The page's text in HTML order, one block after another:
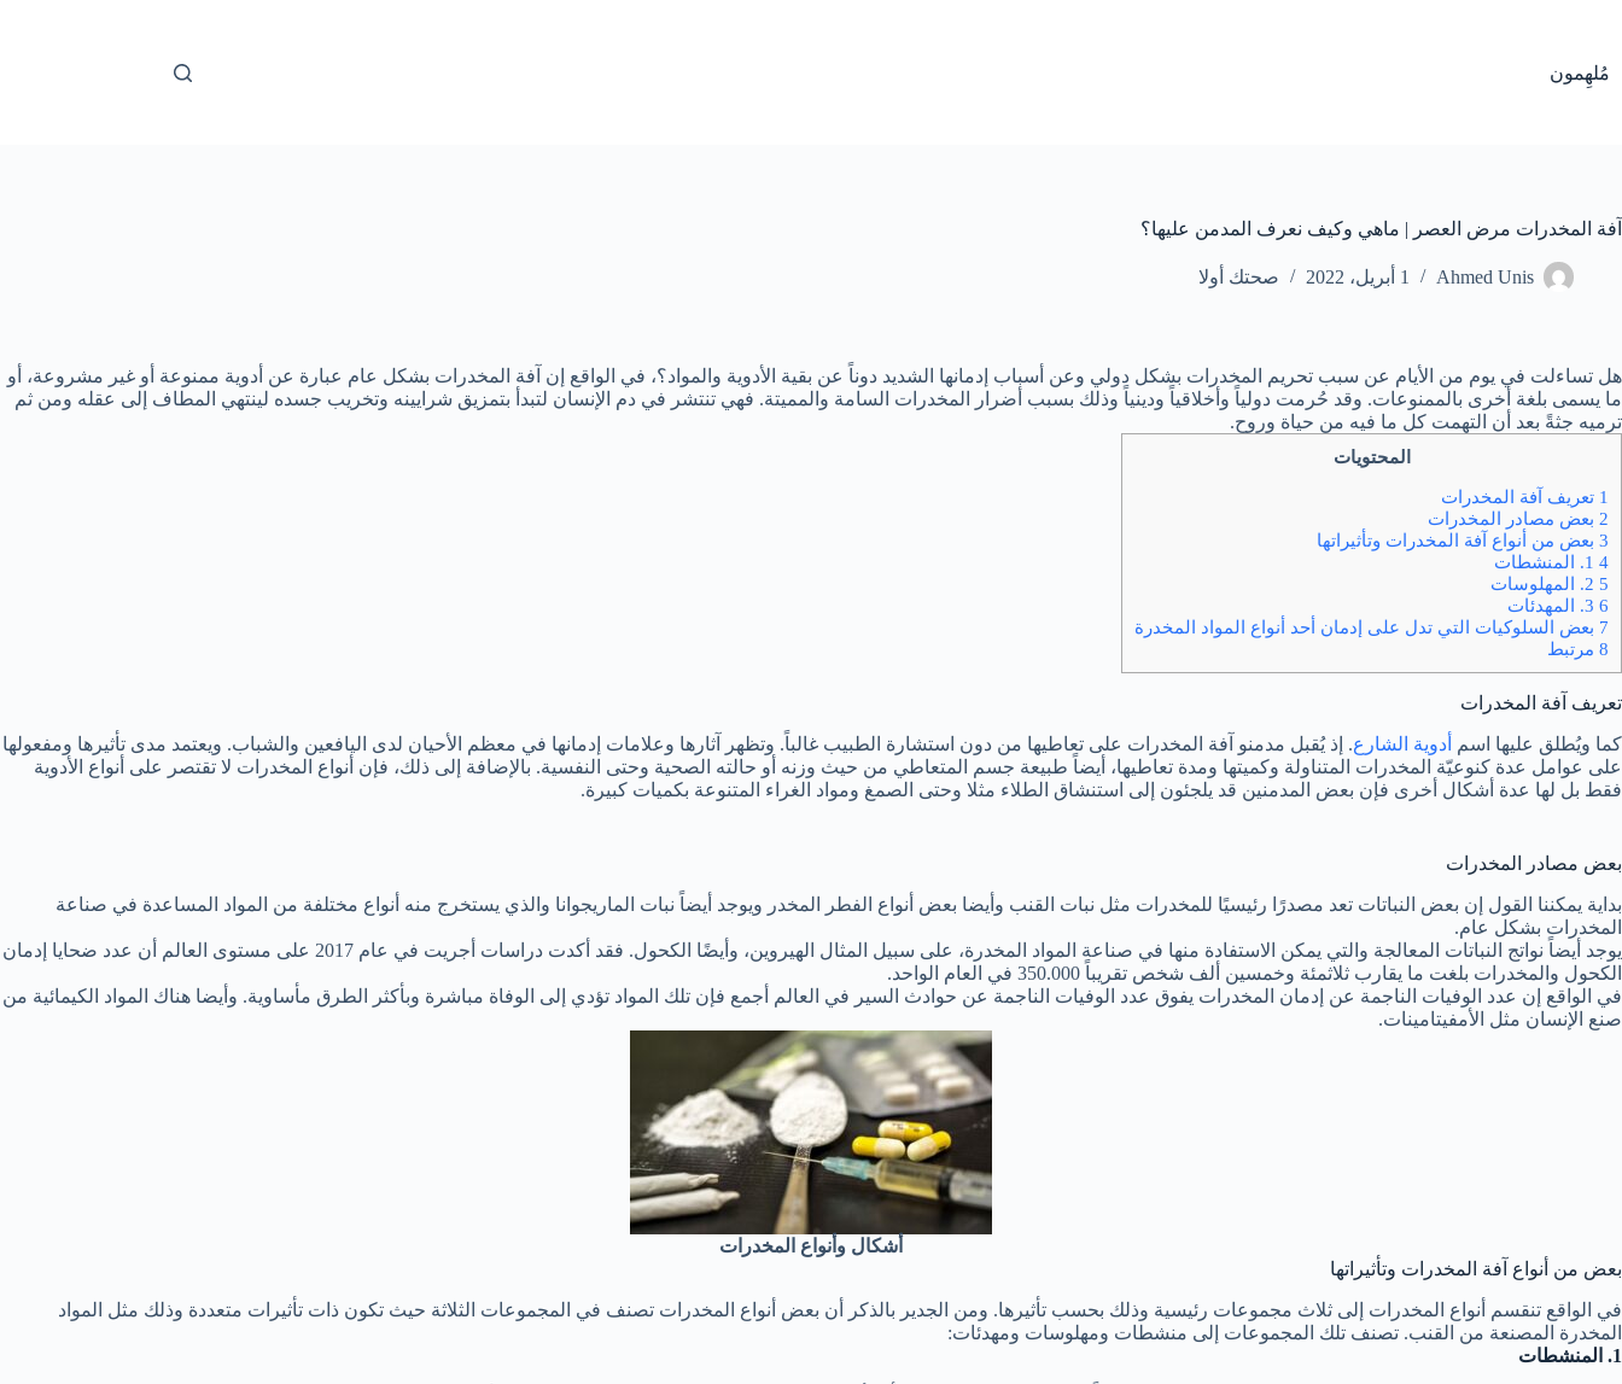
مُلهِمون
آفة المخدرات مرض العصر | ماهي وكيف نعرف المدمن عليها؟
Ahmed Unis 1 أبريل، 2022 صحتك أولا
هل تساءلت في يوم من الأيام عن سبب تحريم المخدرات بشكل دولي وعن أسباب إدمانها الشديد دوناً عن بقية الأدوية والمواد؟، في الواقع إن آفة المخدرات بشكل عام عبارة عن أدوية ممنوعة أو غير مشروعة، أو
ما يسمى بلغة أخرى بالممنوعات. وقد حُرمت دولياً وأخلاقياً ودينياً وذلك بسبب أضرار المخدرات السامة والمميتة. فهي تنتشر في دم الإنسان لتبدأ بتمزيق شرايينه وتخريب جسده لينتهي المطاف إلى عقله ومن ثم
ترميه جثةً بعد أن التهمت كل ما فيه من حياة وروح.
المحتويات
1 تعريف آفة المخدرات
2 بعض مصادر المخدرات
3 بعض من أنواع آفة المخدرات وتأثيراتها
4 1. المنشطات
5 2. المهلوسات
6 3. المهدئات
7 بعض السلوكيات التي تدل على إدمان أحد أنواع المواد المخدرة
8 مرتبط
تعريف آفة المخدرات
كما ويُطلق عليها اسم أدوية الشارع. إذ يُقبل مدمنو آفة المخدرات على تعاطيها من دون استشارة الطبيب غالباً. وتظهر آثارها وعلامات إدمانها في معظم الأحيان لدى اليافعين والشباب. ويعتمد مدى تأثيرها ومفعولها
على عوامل عدة كنوعيّة المخدرات المتناولة وكميتها ومدة تعاطيها، أيضاً طبيعة جسم المتعاطي من حيث وزنه أو حالته الصحية وحتى النفسية. بالإضافة إلى ذلك، فإن أنواع المخدرات لا تقتصر على أنواع الأدوية
فقط بل لها عدة أشكال أخرى فإن بعض المدمنين قد يلجئون إلى استنشاق الطلاء مثلا وحتى الصمغ ومواد الغراء المتنوعة بكميات كبيرة.
بعض مصادر المخدرات
بداية يمكننا القول إن بعض النباتات تعد مصدرًا رئيسيًا للمخدرات مثل نبات القنب وأيضا بعض أنواع الفطر المخدر ويوجد أيضاً نبات الماريجوانا والذي يستخرج منه أنواع مختلفة من المواد المساعدة في صناعة
المخدرات بشكل عام.
يوجد أيضاً نواتج النباتات المعالجة والتي يمكن الاستفادة منها في صناعة المواد المخدرة، على سبيل المثال الهيروين، وأيضًا الكحول. فقد أكدت دراسات أجريت في عام 2017 على مستوى العالم أن عدد ضحايا إدمان
الكحول والمخدرات بلغت ما يقارب ثلاثمئة وخمسين ألف شخص تقريباً 350.000 في العام الواحد.
في الواقع إن عدد الوفيات الناجمة عن إدمان المخدرات يفوق عدد الوفيات الناجمة عن حوادث السير في العالم أجمع فإن تلك المواد تؤدي إلى الوفاة مباشرة وبأكثر الطرق مأساوية. وأيضا هناك المواد الكيمائية من
صنع الإنسان مثل الأمفيتامينات.
أشكال وأنواع المخدرات
بعض من أنواع آفة المخدرات وتأثيراتها
في الواقع تنقسم أنواع المخدرات إلى ثلاث مجموعات رئيسية وذلك بحسب تأثيرها. ومن الجدير بالذكر أن بعض أنواع المخدرات تصنف في المجموعات الثلاثة حيث تكون ذات تأثيرات متعددة وذلك مثل المواد
المخدرة المصنعة من القنب. تصنف تلك المجموعات إلى منشطات ومهلوسات ومهدئات:
1. المنشطات